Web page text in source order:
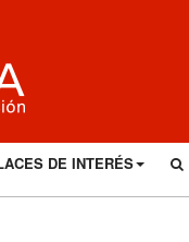
DE INTERÉS